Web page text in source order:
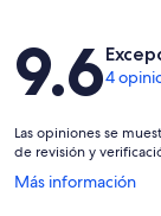
Opiniones
9.64
Las opiniones se
de revisión y
Más información
Se